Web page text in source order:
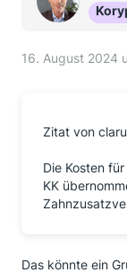
16. August 2024
Zitat von
Die Kosten
KK
Das könnte ein